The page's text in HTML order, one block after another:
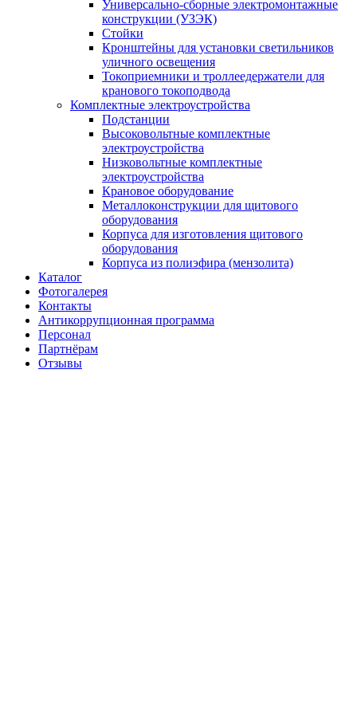
Универсально-сборные электромонтажные
конструкции (УЗЭК)
Стойки
Кронштейны для установки светильников
уличного освещения
Токоприемники и троллеедержатели для
кранового токоподвода
Комплектные электроустройства
Подстанции
Высоковольтные комплектные
электроустройства
Низковольтные комплектные
электроустройства
Крановое оборудование
Металлоконструкции для щитового
оборудования
Корпуса для изготовления щитового
оборудования
Корпуса из полиэфира (мензолита)
Каталог
Фотогалерея
Контакты
Антикоррупционная программа
Персонал
Партнёрам
Отзывы